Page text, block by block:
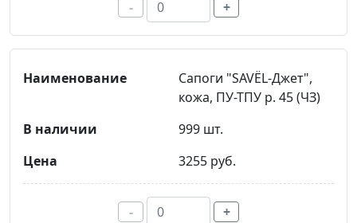
- +
Сапоги "SAVЁL-Джет",
кожа, ПУ-ТПУ р. 45 (ЧЗ)
999 шт.
3255 руб.
- +